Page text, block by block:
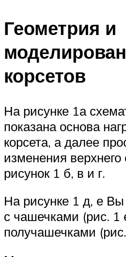
Геометрия и
корсетов
На рисунке 1а
показана основа
корсета, а далее
изменения верхнего
рисунок 1 б, в и г.
На рисунке 1 д, е Вы
с чашечками (рис. 1
получашечками